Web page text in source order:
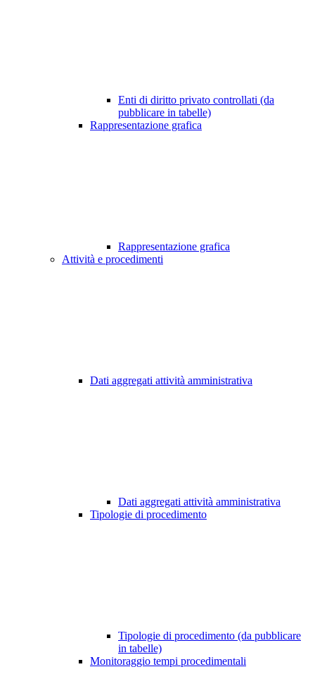
Enti di diritto privato controllati (da
pubblicare in tabelle)
Rappresentazione grafica
Rappresentazione grafica
Attività e procedimenti
Dati aggregati attività amministrativa
Dati aggregati attività amministrativa
Tipologie di procedimento
Tipologie di procedimento (da pubblicare
in tabelle)
Monitoraggio tempi procedimentali